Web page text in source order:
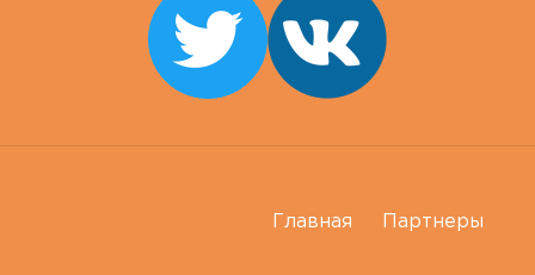
Главная Партнеры